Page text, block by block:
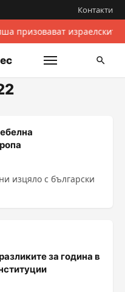
Контакти
призовават
изцяло с български
за година в